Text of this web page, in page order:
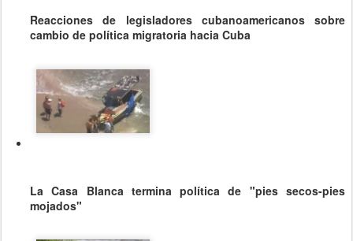
Reacciones de legisladores cubanoamericanos sobre
cambio de política migratoria hacia Cuba
La Casa Blanca termina política de "pies secos-pies
mojados"